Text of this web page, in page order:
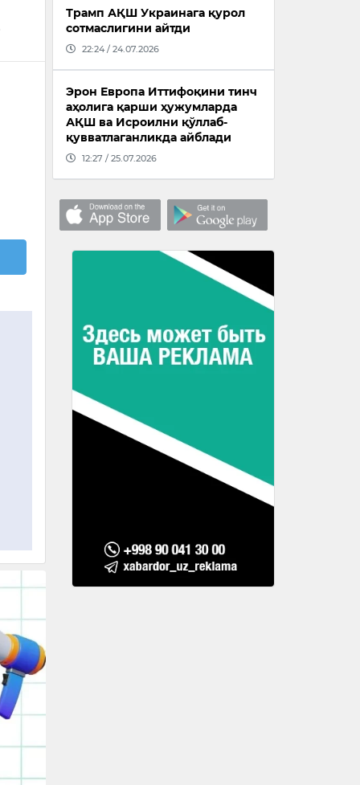
Трамп АҚШ Украинага қурол
сотмаслигини айтди
22:24 / 24.07.2026
Эрон Европа Иттифоқини тинч
аҳолига қарши ҳужумларда
АҚШ ва Исроилни қўллаб-
қувватлаганликда айблади
12:27 / 25.07.2026